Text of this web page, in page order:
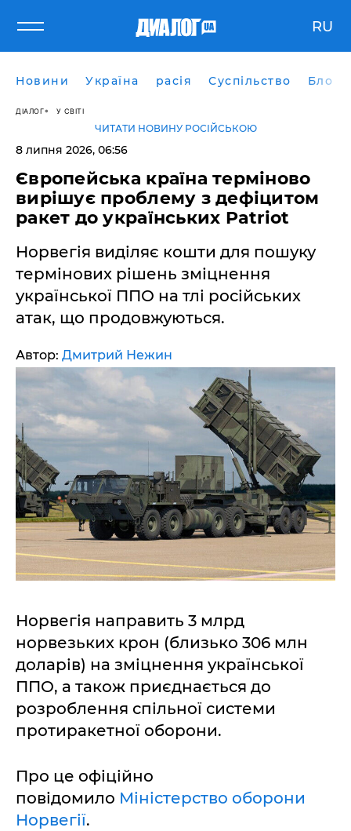
RU
Новини Україна расія Суспільство Блоги
ДІАЛОГ У СВІТІ
ЧИТАТИ НОВИНУ РОСІЙСЬКОЮ
8 липня 2026, 06:56
Європейська країна терміново
вирішує проблему з дефіцитом
ракет до українських Patriot
Норвегія виділяє кошти для пошуку
термінових рішень зміцнення
української ППО на тлі російських
атак, що продовжуються.
Автор: Дмитрий Нежин
Норвегія направить 3 млрд
норвезьких крон (близько 306 млн
доларів) на зміцнення української
ППО, а також приєднається до
розроблення спільної системи
протиракетної оборони.
Про це офіційно
повідомило Міністерство оборони
Норвегії.